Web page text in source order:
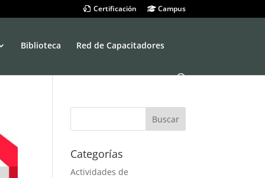
Certificación Campus
Biblioteca Red de Capacitadores
Categorías
Actividades de